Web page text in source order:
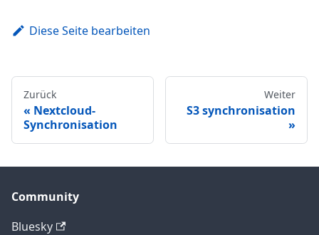
Diese Seite bearbeiten
Zurück
Nextcloud-
Synchronisation
Weiter
S3 synchronisation
Community
Bluesky